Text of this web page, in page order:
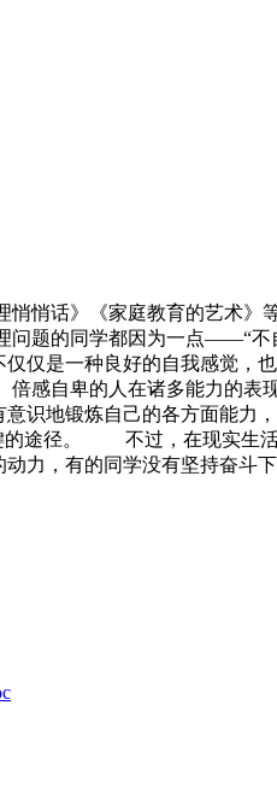
话》《家庭教育的艺术》
的同学都因为一点——“不自
仅是一种良好的自我感觉
自卑的人在诸多能力的表
识地锻炼自己的各方面能
的途径。 不过，在现实生
动力，有的同学没有坚持奋